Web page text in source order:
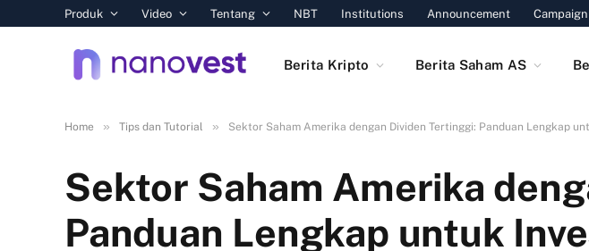
Produk Video Tentang NBT Institutions Announcement Campaign
Berita Kripto Berita Saham AS
Home » Tips dan Tutorial » Sektor Saham Amerika dengan Dividen Tertinggi: Panduan Lengkap
Sektor Saham Amerika
Panduan Lengkap untuk